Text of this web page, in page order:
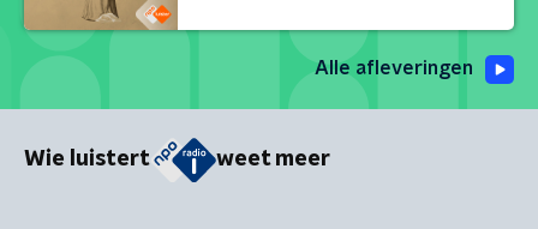
Alle afleveringen
Wie luistert weet meer